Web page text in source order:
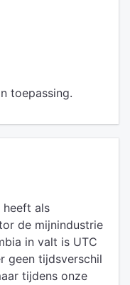
toepassing.
heeft als
de mijnindustrie
in valt is UTC
geen tijdsverschil
tijdens onze